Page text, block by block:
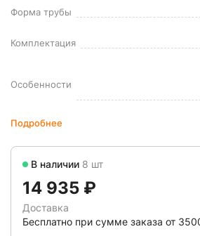
Форма трубы
Комплектация
Особенности
Подробнее
В наличии 8 шт
14 935 ₽
Доставка
Бесплатно при сумме заказа от